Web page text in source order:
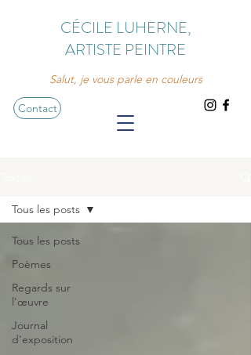
CÉCILE LUHERNE,
ARTISTE PEINTRE
Salut, je vous parle en couleurs
Contact
Tous les posts
Poèmes
Regards sur
l'œuvre
Journal
d'exposition
Tous les posts